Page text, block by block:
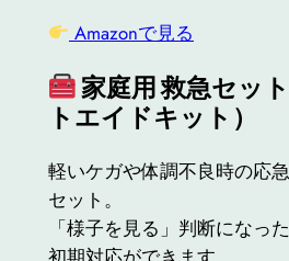
Amazonで見る
家庭用 救急セッ
トエイドキット）
軽いケガや体調不良時の応
セット。
「様子を見る」判断になっ